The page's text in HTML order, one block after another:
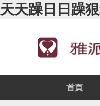
天天躁日日躁
首頁